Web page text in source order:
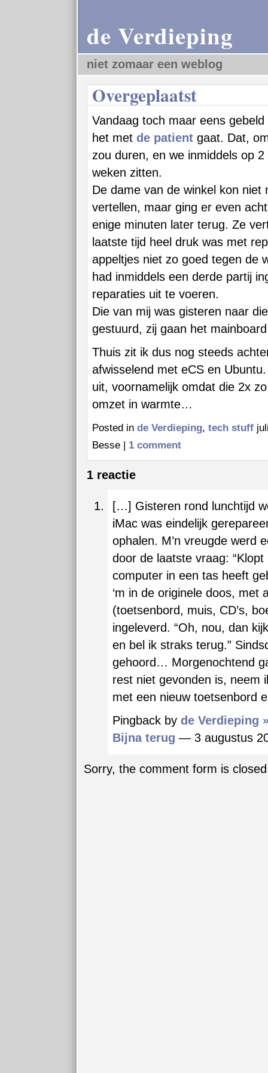
de Verdieping
niet zomaar een weblog
Overgeplaatst
Vandaag toch maar eens
het met de patient gaat. Dat,
zou duren, en we inmiddels op
weken zitten.
De dame van de winkel kon niet
vertellen, maar ging er even
enige minuten later terug. Ze
laatste tijd heel druk was met
appeltjes niet zo goed tegen de
had inmiddels een derde partij
reparaties uit te voeren.
Die van mij was gisteren naar
gestuurd, zij gaan het
Thuis zit ik dus nog steeds
afwisselend met eCS en
uit, voornamelijk omdat die 2x
omzet in warmte…
Posted in de Verdieping, tech stuff
Besse | 1 comment
1 reactie
[…] Gisteren rond lunchtijd
iMac was eindelijk
ophalen. M’n vreugde werd
door de laatste vraag:
computer in een tas heeft
‘m in de originele doos, met
(toetsenbord, muis, CD’s,
ingeleverd. “Oh, nou, dan
en bel ik straks terug.”
gehoord… Morgenochtend
rest niet gevonden is, neem
met een nieuw toetsenbord
Pingback by de Verdieping
Bijna terug — 3 augustus
Sorry, the comment form is